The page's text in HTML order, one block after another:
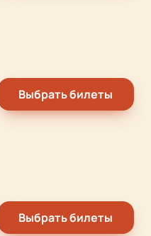
Выбрать билеты
Выбрать билеты